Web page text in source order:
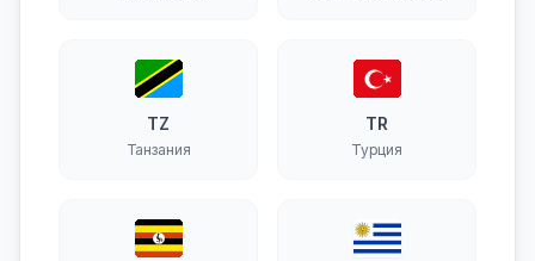
TZ
Танзания
TR
Турция